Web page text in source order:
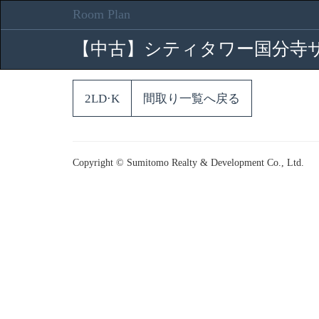
Room Plan
【中古】シティタワー国分寺
2LD·K 間取り一覧へ戻る
Copyright © Sumitomo Realty & Development Co., Ltd.